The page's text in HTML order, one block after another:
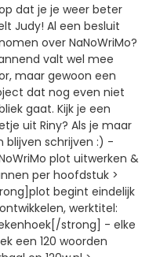
dat je je weer beter
Judy! Al een besluit
over NaNoWriMo?
valt wel mee
maar gewoon een
dat nog even niet
gaat. Kijk je een
uit Riny? Als je maar
blijven schrijven :) -
plot uitwerken &
per hoofdstuk >
begint eindelijk
werktitel:
strong] - elke
een 120 woorden